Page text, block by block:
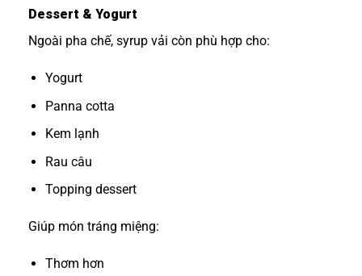
Dessert & Yogurt
Ngoài pha chế, syrup vải còn phù hợp cho:
Yogurt
Panna cotta
Kem lạnh
Rau câu
Topping dessert
Giúp món tráng miệng:
Thơm hơn